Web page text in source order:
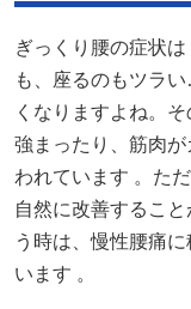
ぎっくり腰の症状
も、座るのもツラ
くなりますよね。
強まったり、筋肉
われています 。た
自然に改善するこ
う時は、慢性腰痛
います 。